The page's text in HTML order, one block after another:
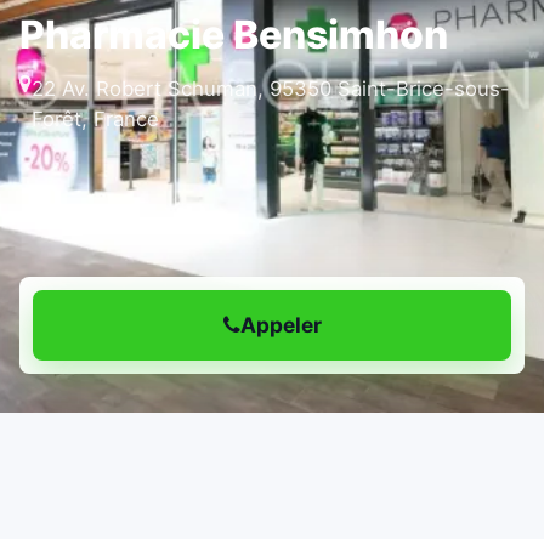
Pharmacie Bensimhon
22 Av. Robert Schuman, 95350 Saint-Brice-sous-
Forêt, France
Appeler